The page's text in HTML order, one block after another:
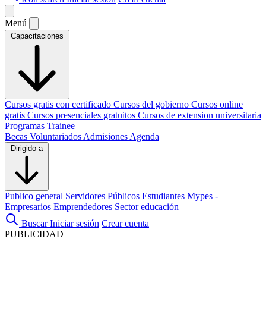
Menú
Capacitaciones
Cursos gratis con certificado Cursos del gobierno Cursos online
gratis Cursos presenciales gratuitos Cursos de extension universitaria
Programas Trainee
Becas Voluntariados Admisiones Agenda
Dirigido a
Publico general Servidores Públicos Estudiantes Mypes -
Empresarios Emprendedores Sector educación
Buscar Iniciar sesión Crear cuenta
PUBLICIDAD